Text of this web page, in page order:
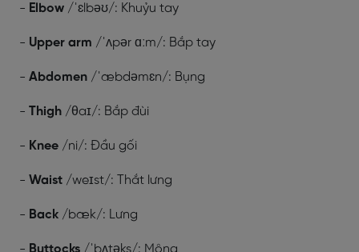
- Elbow /ˈɛlbəʊ/: Khuỷu tay
- Upper arm /ˈʌpər ɑːm/: Bắp tay
- Abdomen /ˈæbdəmɛn/: Bụng
- Thigh /θaɪ/: Bắp đùi
- Knee /ni/: Đầu gối
- Waist /weɪst/: Thắt lưng
- Back /bæk/: Lưng
- Buttocks /ˈbʌtəks/: Mông